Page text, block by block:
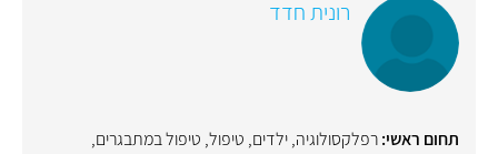
רונית חדד
תחום ראשי:רפלקסולוגיה,ילדים, טיפול, טיפול במתבגרים,